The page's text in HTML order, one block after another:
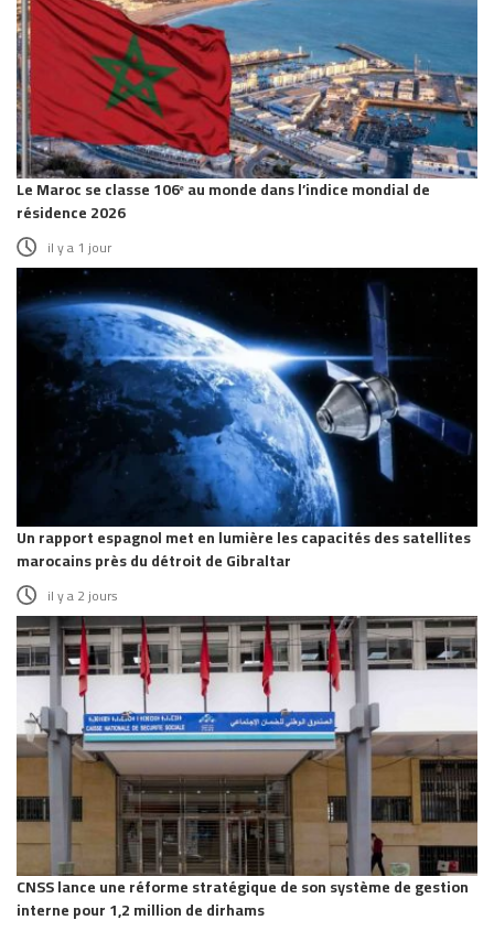
Le Maroc se classe 106ᵉ au monde dans l’indice mondial de
résidence 2026
il y a 1 jour
Un rapport espagnol met en lumière les capacités des satellites
marocains près du détroit de Gibraltar
il y a 2 jours
CNSS lance une réforme stratégique de son système de gestion
interne pour 1,2 million de dirhams